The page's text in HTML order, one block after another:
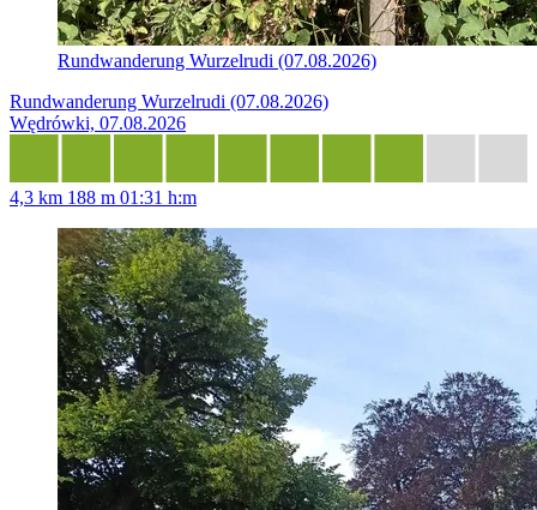
Rundwanderung Wurzelrudi (07.08.2026)
Rundwanderung Wurzelrudi (07.08.2026)
Wędrówki, 07.08.2026
4,3 km 188 m 01:31 h:m